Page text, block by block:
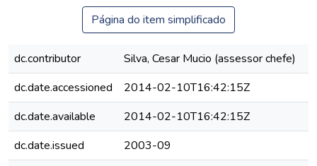
Página do item simplificado
dc.contributor
Silva, Cesar Mucio (assessor chefe)
dc.date.accessioned
2014-02-10T16:42:15Z
dc.date.available
2014-02-10T16:42:15Z
dc.date.issued
2003-09